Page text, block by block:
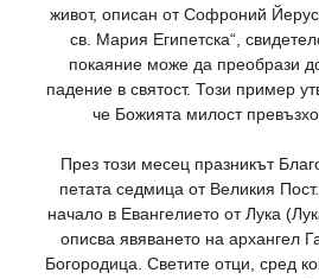
живот, описан от Софроний
св. Мария Египетска“,
покаяние може да преобрази
падение в святост. Този пример
че Божията милост
През този месец празникът
петата седмица от Великия
начало в Евангелието от Лука
описва явяването на архангел
Богородица. Светите отци, сред